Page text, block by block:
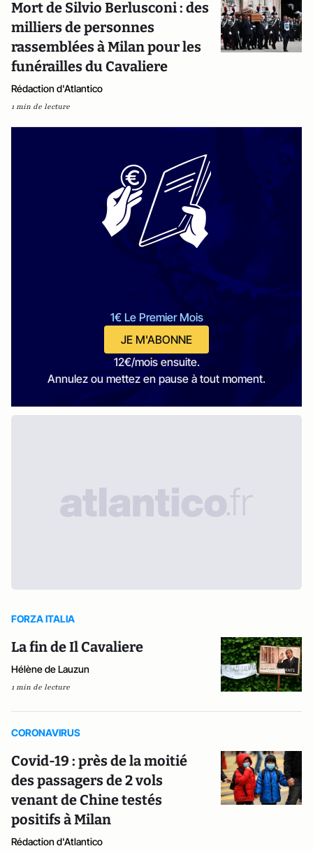
Mort de Silvio Berlusconi : des
milliers de personnes
rassemblées à Milan pour les
funérailles du Cavaliere
Rédaction d'Atlantico
1 min de lecture
1€ Le Premier Mois
JE M'ABONNE
12€/mois ensuite.
Annulez ou mettez en pause à tout moment.
FORZA ITALIA
La fin de Il Cavaliere
Hélène de Lauzun
1 min de lecture
CORONAVIRUS
Covid-19 : près de la moitié
des passagers de 2 vols
venant de Chine testés
positifs à Milan
Rédaction d'Atlantico